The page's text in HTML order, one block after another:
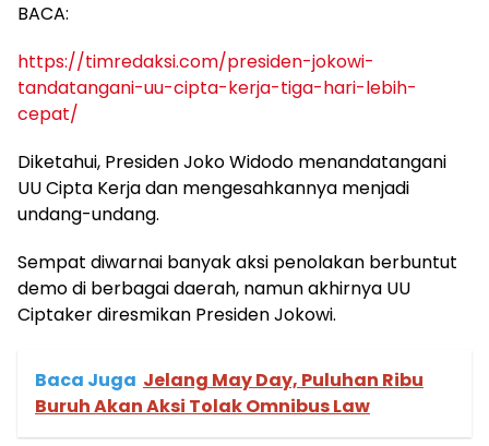
BACA:
https://timredaksi.com/presiden-jokowi-
tandatangani-uu-cipta-kerja-tiga-hari-lebih-
cepat/
Diketahui, Presiden Joko Widodo menandatangani
UU Cipta Kerja dan mengesahkannya menjadi
undang-undang.
Sempat diwarnai banyak aksi penolakan berbuntut
demo di berbagai daerah, namun akhirnya UU
Ciptaker diresmikan Presiden Jokowi.
Baca Juga Jelang May Day, Puluhan Ribu
Buruh Akan Aksi Tolak Omnibus Law